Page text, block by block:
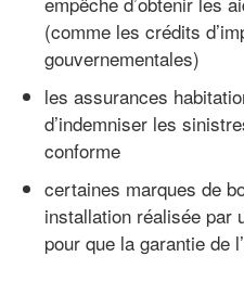
(comme les crédits
gouvernementales)
les assurances
d’indemniser les
conforme
certaines marques de
installation réalisée par
pour que la garantie de